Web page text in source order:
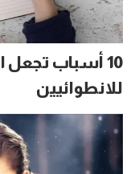
10 أسباب
للانطوائيين